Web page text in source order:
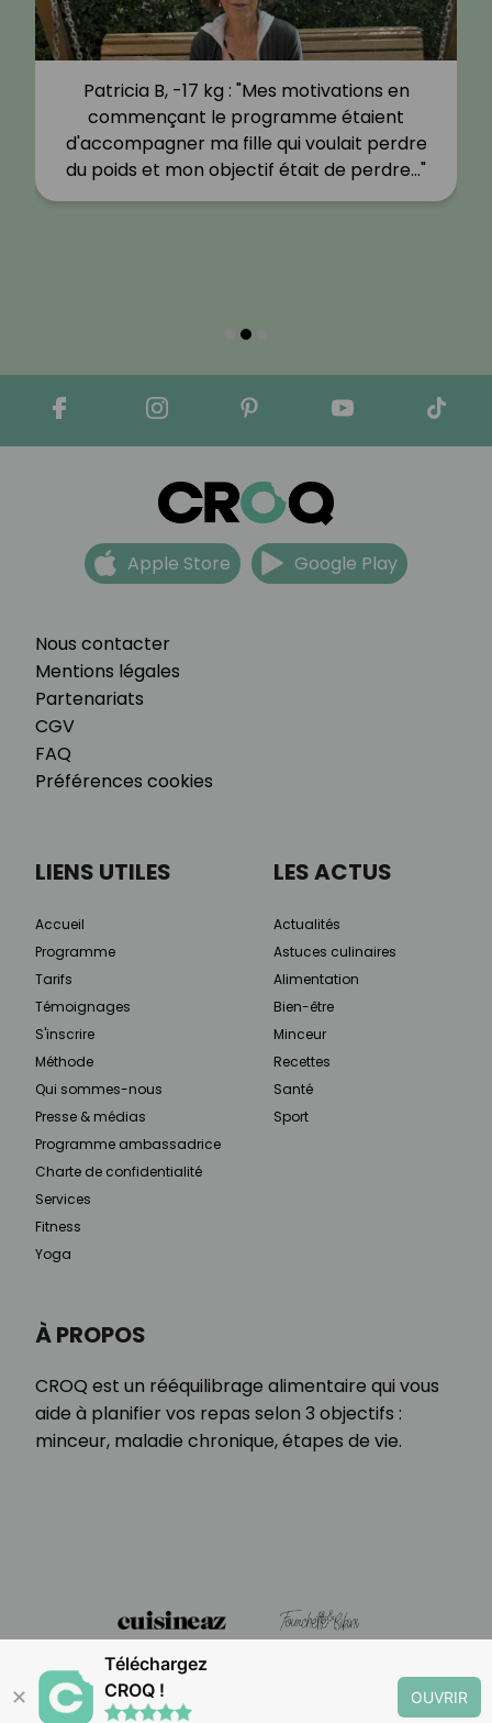
Patricia B, -17 kg : "Mes motivations en
commençant le programme étaient
d'accompagner ma fille qui voulait perdre
du poids et mon objectif était de perdre…"
Nous contacter
Mentions légales
Partenariats
CGV
FAQ
Préférences cookies
Apple Store Google Play
À PROPOS
CROQ est un rééquilibrage alimentaire qui vous
aide à planifier vos repas selon 3 objectifs :
minceur, maladie chronique, étapes de vie.
LIENS UTILES
Accueil
Programme
Tarifs
Témoignages
S'inscrire
Méthode
Qui sommes-nous
Presse & médias
Programme ambassadrice
Charte de confidentialité
Services
Fitness
Yoga
LES ACTUS
Actualités
Astuces culinaires
Alimentation
Bien-être
Minceur
Recettes
Santé
Sport
✕
Téléchargez
CROQ !
OUVRIR